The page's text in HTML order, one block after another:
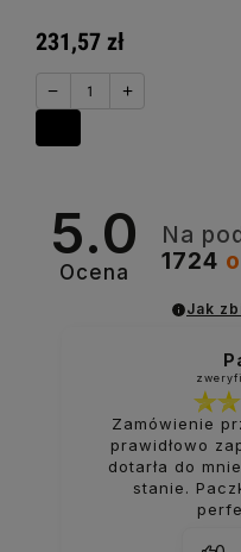
231,57 zł
− +
5.0
Ocena
Na
1724
Jak
Zamówienie
prawidłowo
dotarła do
stanie.